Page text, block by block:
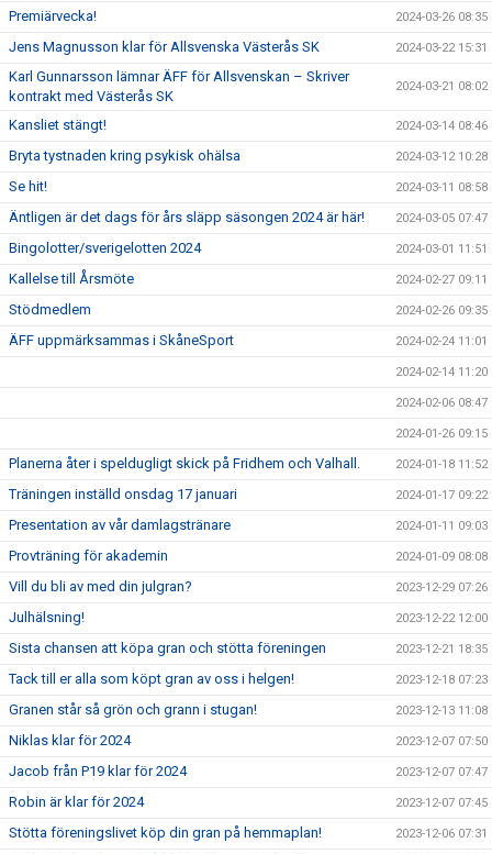
Premiärvecka! 2024-03-26 08:35
Jens Magnusson klar för Allsvenska Västerås SK 2024-03-22 15:31
Karl Gunnarsson lämnar ÄFF för Allsvenskan – Skriver
kontrakt med Västerås SK
2024-03-21 08:02
Kansliet stängt! 2024-03-14 08:46
Bryta tystnaden kring psykisk ohälsa 2024-03-12 10:28
Se hit! 2024-03-11 08:58
Äntligen är det dags för års släpp säsongen 2024 är här! 2024-03-05 07:47
Bingolotter/sverigelotten 2024 2024-03-01 11:51
Kallelse till Årsmöte 2024-02-27 09:11
Stödmedlem 2024-02-26 09:35
ÄFF uppmärksammas i SkåneSport 2024-02-24 11:01
2024-02-14 11:20
2024-02-06 08:47
2024-01-26 09:15
Planerna åter i speldugligt skick på Fridhem och Valhall. 2024-01-18 11:52
Träningen inställd onsdag 17 januari 2024-01-17 09:22
Presentation av vår damlagstränare 2024-01-11 09:03
Provträning för akademin 2024-01-09 08:08
Vill du bli av med din julgran? 2023-12-29 07:26
Julhälsning! 2023-12-22 12:00
Sista chansen att köpa gran och stötta föreningen 2023-12-21 18:35
Tack till er alla som köpt gran av oss i helgen! 2023-12-18 07:23
Granen står så grön och grann i stugan! 2023-12-13 11:08
Niklas klar för 2024 2023-12-07 07:50
Jacob från P19 klar för 2024 2023-12-07 07:47
Robin är klar för 2024 2023-12-07 07:45
Stötta föreningslivet köp din gran på hemmaplan! 2023-12-06 07:31